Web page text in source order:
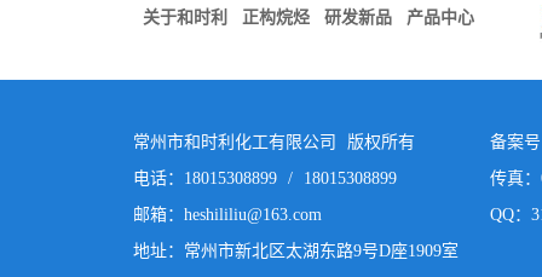
关于和时利 正构烷烃 研发新品 产品中心
常州市和时利化工有限公司 版权所有
电话：18015308899 / 18015308899
邮箱： heshililiu@163.com
地址：常州市新北区太湖东路9号D座1909室
备案
传真：
QQ：